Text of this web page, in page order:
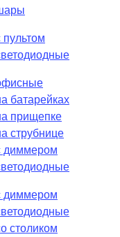
пультом
батарейках
прищепке
струбнице
диммером
диммером
столиком